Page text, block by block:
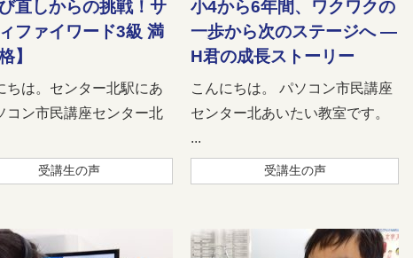
び直しからの挑戦！サ
ファイワード3級 満
】
ちは。センター北駅にあ
コン市民講座センター北
受講生の声
小4から6年間、ワクワクの
一歩から次のステージへ ―
H君の成長ストーリー
こんにちは。 パソコン市民講座
センター北あいたい教室です。
...
受講生の声